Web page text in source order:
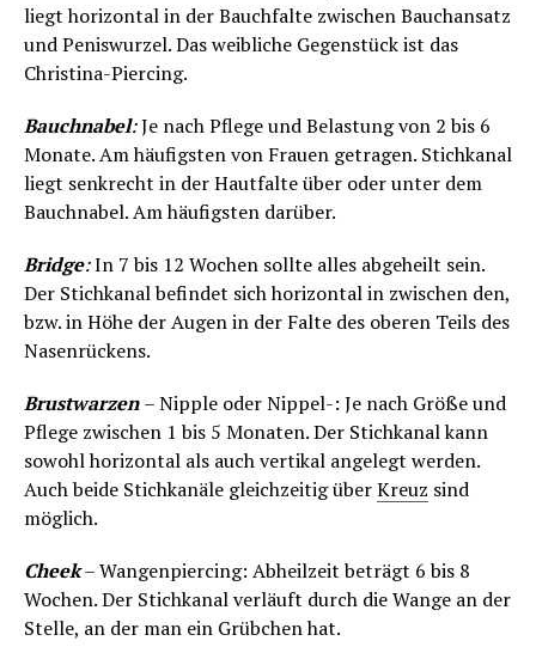
liegt horizontal in der Bauchfalte zwischen Bauchansatz
und Peniswurzel. Das weibliche Gegenstück ist das
Christina-Piercing.
Bauchnabel:Je nach Pflege und Belastung von 2 bis 6
Monate. Am häufigsten von Frauen getragen. Stichkanal
liegt senkrecht in der Hautfalte über oder unter dem
Bauchnabel. Am häufigsten darüber.
Bridge:In 7 bis 12 Wochen sollte alles abgeheilt sein.
Der Stichkanal befindet sich horizontal in zwischen den,
bzw. in Höhe der Augen in der Falte des oberen Teils des
Nasenrückens.
Brustwarzen – Nipple oder Nippel-: Je nach Größe und
Pflege zwischen 1 bis 5 Monaten. Der Stichkanal kann
sowohl horizontal als auch vertikal angelegt werden.
Auch beide Stichkanäle gleichzeitig überKreuz sind
möglich.
Cheek– Wangenpiercing: Abheilzeit beträgt 6 bis 8
Wochen. Der Stichkanal verläuft durch die Wange an der
Stelle, an der man ein Grübchen hat.